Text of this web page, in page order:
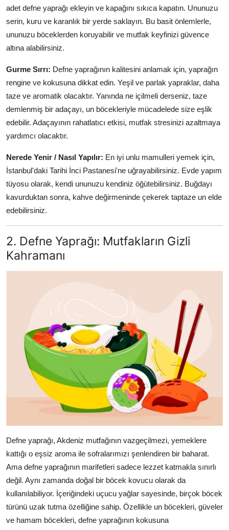
adet defne yaprağı ekleyin ve kapağını sıkıca kapatın. Ununuzu
serin, kuru ve karanlık bir yerde saklayın. Bu basit önlemlerle,
ununuzu böceklerden koruyabilir ve mutfak keyfinizi güvence
altına alabilirsiniz.
Gurme Sırrı: Defne yaprağının kalitesini anlamak için, yaprağın
rengine ve kokusuna dikkat edin. Yeşil ve parlak yapraklar, daha
taze ve aromatik olacaktır. Yanında ne içilmeli derseniz, taze
demlenmiş bir adaçayı, un böcekleriyle mücadelede size eşlik
edebilir. Adaçayının rahatlatıcı etkisi, mutfak stresinizi azaltmaya
yardımcı olacaktır.
Nerede Yenir / Nasıl Yapılır: En iyi unlu mamulleri yemek için,
İstanbul'daki Tarihi İnci Pastanesi'ne uğrayabilirsiniz. Evde yapım
tüyosu olarak, kendi ununuzu kendiniz öğütebilirsiniz. Buğdayı
kavurduktan sonra, kahve değirmeninde çekerek taptaze un elde
edebilirsiniz.
2. Defne Yaprağı: Mutfakların Gizli
Kahramanı
Defne yaprağı, Akdeniz mutfağının vazgeçilmezi, yemeklere
kattığı o eşsiz aroma ile sofralarımızı şenlendiren bir baharat.
Ama defne yaprağının marifetleri sadece lezzet katmakla sınırlı
değil. Aynı zamanda doğal bir böcek kovucu olarak da
kullanılabiliyor. İçeriğindeki uçucu yağlar sayesinde, birçok böcek
türünü uzak tutma özelliğine sahip. Özellikle un böcekleri, güveler
ve hamam böcekleri, defne yaprağının kokusuna